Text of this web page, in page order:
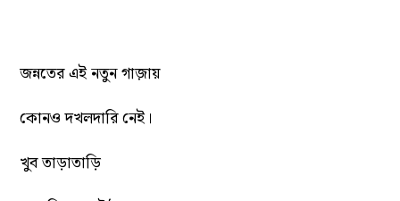
জন্নতের এই নতুন গাজ়ায়
কোনও দখলদারি নেই।
খুব তাড়াতাড়ি